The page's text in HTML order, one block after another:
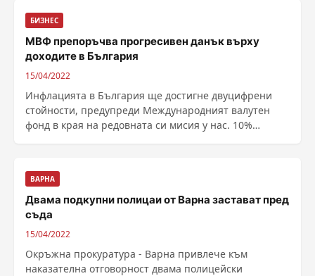
БИЗНЕС
МВФ препоръчва прогресивен данък върху
доходите в България
15/04/2022
Инфлацията в България ще достигне двуцифрени
стойности, предупреди Международният валутен
фонд в края на редовната си мисия у нас. 10%
да...
ВАРНА
Двама подкупни полицаи от Варна застават пред
съда
15/04/2022
Окръжна прокуратура - Варна привлече към
наказателна отговорност двама полицейски